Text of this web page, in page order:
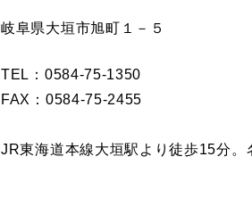
岐阜県大垣市旭町１－５
TEL：0584-75-1350
FAX：0584-75-2455
JR東海道本線大垣駅より徒歩15分。